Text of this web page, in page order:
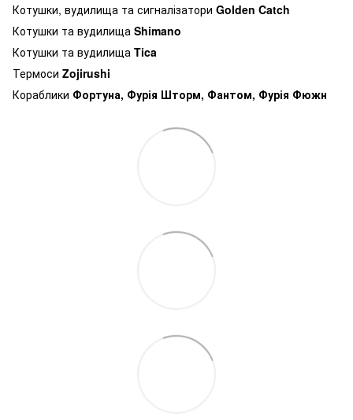
Котушки, вудилища та сигналізатори Golden Catch
Котушки та вудилища Shimano
Котушки та вудилища Tica
Термоси Zojirushi
Кораблики Фортуна, Фурія Шторм, Фантом, Фурія Фюжн